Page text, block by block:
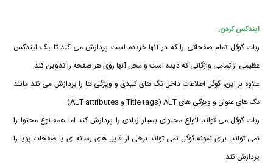
ایندکس کردن:
ربات گوگل تمام صفحاتی را که در آنها خزیده است پردازش می کند تا یک ایندکس
عظیمی از تمامی واژگانی که دیده است و محل آنها روی هر صفحه را تدوین کند.
علاوه بر این، گوگل اطلاعات داخل تگ های کلیدی و ویژگی ها را پردازش می کند مانند
تگ های عنوان و ویژگی های ALT (Title tags و ALT attributes).
ربات گوگل می تواند انواع محتوای بسیار زیادی را پردازش کند اما همه نوع محتوا را
نمی تواند. برای نمونه گوگل نمی تواند برخی از فایل های رسانه ای یا صفحات پویا را
پردازش کند.